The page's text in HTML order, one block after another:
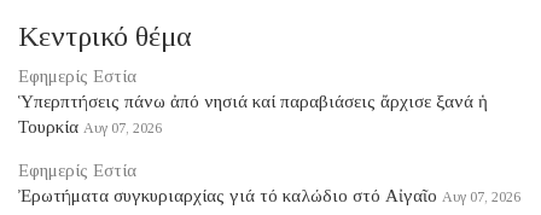
Κεντρικό θέμα
Εφημερίς Εστία
Ὑπερπτήσεις πάνω ἀπό νησιά καί παραβιάσεις ἄρχισε ξανά ἡ
Τουρκία Αυγ 07, 2026
Εφημερίς Εστία
Ἐρωτήματα συγκυριαρχίας γιά τό καλώδιο στό Αἰγαῖο Αυγ 07, 2026